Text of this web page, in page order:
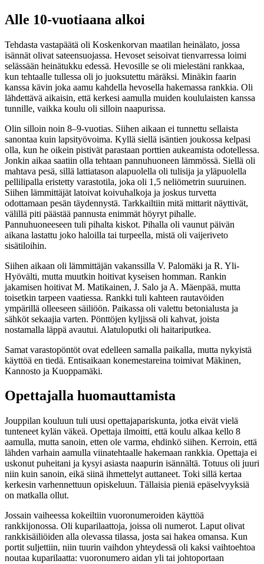
Alle 10-vuotiaana alkoi
Tehdasta vastapäätä oli Koskenkorvan maatilan heinälato, jossa
isännät olivat sateensuojassa. Hevoset seisoivat tienvarressa loimi
selässään heinätukku edessä. Hevosille se oli mielestäni rankkaa,
kun tehtaalle tullessa oli jo juoksutettu märäksi. Minäkin faarin
kanssa kävin joka aamu kahdella hevosella hakemassa rankkia. Oli
lähdettävä aikaisin, että kerkesi aamulla muiden koululaisten kanssa
tunnille, vaikka koulu oli silloin naapurissa.
Olin silloin noin 8–9-vuotias. Siihen aikaan ei tunnettu sellaista
sanontaa kuin lapsityövoima. Kyllä siellä isäntien joukossa kelpasi
olla, kun he oikein pistivät parastaan porttien aukeamista odotellessa.
Jonkin aikaa saatiin olla tehtaan pannuhuoneen lämmössä. Siellä oli
mahtava pesä, sillä lattiatason alapuolella oli tulisija ja yläpuolella
pellilipalla eristetty varastotila, joka oli 1,5 neliömetrin suuruinen.
Siihen lämmittäjät latoivat koivuhalkoja ja joskus turvetta
odottamaan pesän täydennystä. Tarkkailtiin mitä mittarit näyttivät,
välillä piti päästää pannusta enimmät höyryt pihalle.
Pannuhuoneeseen tuli pihalta kiskot. Pihalla oli vaunut päivän
aikana lastattu joko haloilla tai turpeella, mistä oli vaijeriveto
sisätiloihin.
Siihen aikaan oli lämmittäjän vakanssilla V. Palomäki ja R. Yli-
Hyövälti, mutta muutkin hoitivat kyseisen homman. Rankin
jakamisen hoitivat M. Matikainen, J. Salo ja A. Mäenpää, mutta
toisetkin tarpeen vaatiessa. Rankki tuli kahteen rautavöiden
ympärillä olleeseen säiliöön. Paikassa oli valettu betonialusta ja
sähköt sekaajia varten. Pönttöjen kyljissä oli kahvat, joista
nostamalla läppä avautui. Alatuloputki oli haitariputkea.
Samat varastopöntöt ovat edelleen samalla paikalla, mutta nykyistä
käyttöä en tiedä. Entisaikaan konemestareina toimivat Mäkinen,
Kannosto ja Kuoppamäki.
Opettajalla huomauttamista
Jouppilan kouluun tuli uusi opettajapariskunta, jotka eivät vielä
tunteneet kylän väkeä. Opettaja ilmoitti, että koulu alkaa kello 8
aamulla, mutta sanoin, etten ole varma, ehdinkö siihen. Kerroin, että
lähden varhain aamulla viinatehtaalle hakemaan rankkia. Opettaja ei
uskonut puheitani ja kysyi asiasta naapurin isännältä. Totuus oli juuri
niin kuin sanoin, eikä siinä ihmettelyt auttaneet. Toki sillä kertaa
kerkesin varhennettuun opiskeluun. Tällaisia pieniä epäselvyyksiä
on matkalla ollut.
Jossain vaiheessa kokeiltiin vuoronumeroiden käyttöä
rankkijonossa. Oli kuparilaattoja, joissa oli numerot. Laput olivat
rankkisäiliöiden alla olevassa tilassa, josta sai hakea omansa. Kun
portit suljettiin, niin tuurin vaihdon yhteydessä oli kaksi vaihtoehtoa
noutaa kuparilaatta: vuoronumero aidan yli tai johtoportaan